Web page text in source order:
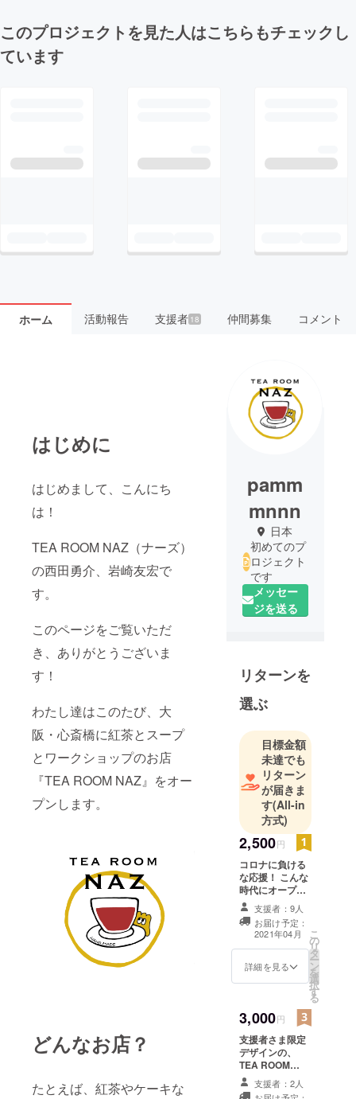
このプロジェクトを見た人はこちらもチェックし
ています
ホーム 活動報告 支援者 18 仲間募集 コメント
はじめに
はじめまして、こんにち
は！
TEA ROOM NAZ（ナーズ）
の西田勇介、岩崎友宏で
す。
このページをご覧いただ
き、ありがとうございま
す！
わたし達はこのたび、大
阪・心斎橋に紅茶とスープ
とワークショップのお店
『TEA ROOM NAZ』をオー
プンします。
どんなお店？
たとえば、紅茶やケーキな
pamm
mnnn
日本
初めてのプ
ロジェクト
です
メッセー
ジを送る
リターンを
選ぶ
目標金額
未達でも
リターン
が届きま
す(All-in
方式)
2,500円
コロナに負ける
な応援！ こんな
時代にオープン
するTEA ROOM
NAZを応援して
ください！ ご支
援いただいた方
には、NAZから
ほかほかのお礼
支援者：9人
お届け予定：
2021年04月
詳細を見る
こ
の
リ
タ
ー
ン
を
選
択
す
る
3,000円
支援者さま限定
デザインの、
TEA ROOM
NAZオリジナル
ステッカーをお
支援者：2人